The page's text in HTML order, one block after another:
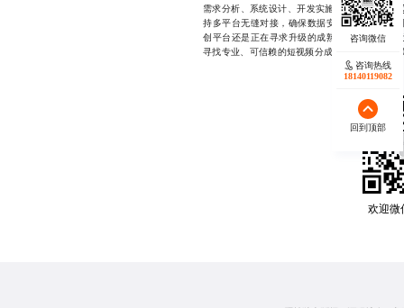
需求分析、系统设计、开发实施到后期运维的
持多平台无缝对接，确保数据安全与合规运行
创平台还是正在寻求升级的成熟机构，我们都
寻找专业、可信赖的短视频分成系统开发公司，
欢迎微
咨询热线
18140119082
回到顶部